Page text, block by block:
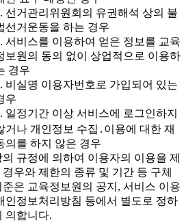
선거관리위원회의 유권해석 상의 불
선거운동을 하는 경우
서비스를 이용하여 얻은 정보를 교육
보원의 동의 없이 상업적으로 이용하
경우
비실명 이용자번호로 가입되어 있는
우
일정기간 이상 서비스에 로그인하지
거나 개인정보 수집․이용에 대한 재
의를 하지 않은 경우
규정에 의하여 이용자의 이용을 제
경우와 제한의 종류 및 기간 등 구체
준은 교육정보원의 공지, 서비스 이용
인정보처리방침 등에서 별도로 정하
의합니다.